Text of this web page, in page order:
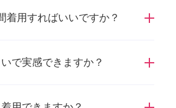
用はお控えください。
着用すればいいですか？
はございませんが、インナータイプ
時間着用できる設計にしておりま
で実感できますか？
効果には、個人差がございます。